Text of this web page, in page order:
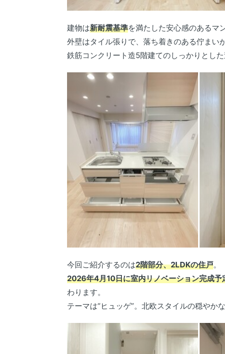
建物は新耐震基準を満たした安心感のあるマ
外壁はタイル張りで、落ち着きのある佇まい
鉄筋コンクリート造5階建てのしっかりとし
今回ご紹介するのは2階部分、2LDKの住戸。
2026年4月10日に室内リノベーション完成予
わります。
テーマは“ヒュッゲ”。北欧スタイルの穏やか